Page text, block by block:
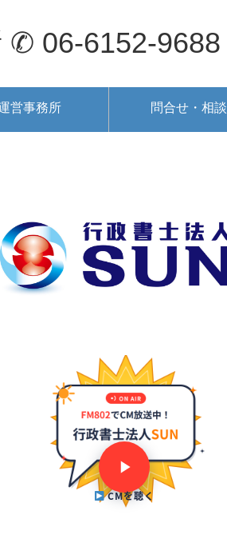
06-6152-9688
営事務所 問合せ・相談
CMを聴く